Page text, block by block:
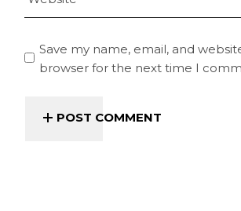
Save my name, email, and
browser for the next time I
POST COMMENT